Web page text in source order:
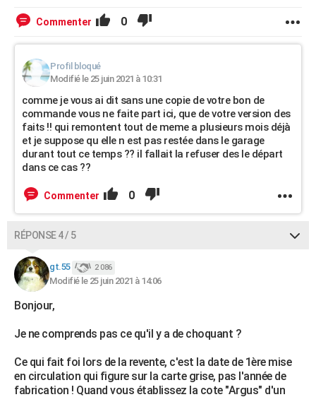
Commenter 0
Profil bloqué
Modifié le 25 juin 2021 à 10:31
comme je vous ai dit sans une copie de votre bon de
commande vous ne faite part ici, que de votre version des
faits !! qui remontent tout de meme a plusieurs mois déjà
et je suppose qu elle n est pas restée dans le garage
durant tout ce temps ?? il fallait la refuser des le départ
dans ce cas ??
Commenter 0
RÉPONSE 4 / 5
gt.55 2 086
Modifié le 25 juin 2021 à 14:06
Bonjour,
Je ne comprends pas ce qu'il y a de choquant ?
Ce qui fait foi lors de la revente, c'est la date de 1ère mise
en circulation qui figure sur la carte grise, pas l'année de
fabrication ! Quand vous établissez la cote "Argus" d'un